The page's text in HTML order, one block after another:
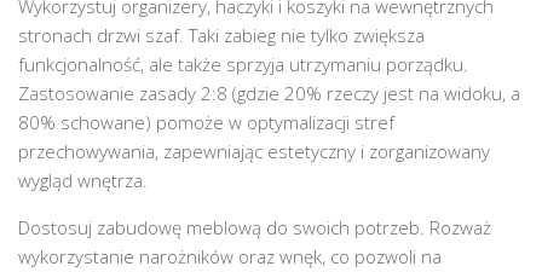
Wykorzystuj organizery, haczyki i koszyki na wewnętrznych
stronach drzwi szaf. Taki zabieg nie tylko zwiększa
funkcjonalność, ale także sprzyja utrzymaniu porządku.
Zastosowanie zasady 2:8 (gdzie 20% rzeczy jest na widoku, a
80% schowane) pomoże w optymalizacji stref
przechowywania, zapewniając estetyczny i zorganizowany
wygląd wnętrza.
Dostosuj zabudowę meblową do swoich potrzeb. Rozważ
wykorzystanie narożników oraz wnęk, co pozwoli na